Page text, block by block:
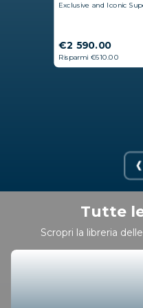
Exclusive and Iconic
€2 590.00
Risparmi €610.00
Tutte
Scropri la libreria